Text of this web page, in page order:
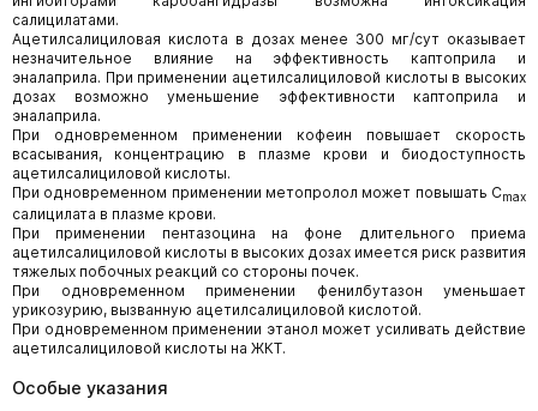
салицилатами.
Ацетилсалициловая кислота в дозах менее 300 мг/сут оказывает
незначительное влияние на эффективность каптоприла и
эналаприла. При применении ацетилсалициловой кислоты в высоких
дозах возможно уменьшение эффективности каптоприла и
эналаприла.
При одновременном применении кофеин повышает скорость
всасывания, концентрацию в плазме крови и биодоступность
ацетилсалициловой кислоты.
При одновременном применении метопролол может повышать Сmax
салицилата в плазме крови.
При применении пентазоцина на фоне длительного приема
ацетилсалициловой кислоты в высоких дозах имеется риск развития
тяжелых побочных реакций со стороны почек.
При одновременном применении фенилбутазон уменьшает
урикозурию, вызванную ацетилсалициловой кислотой.
При одновременном применении этанол может усиливать действие
ацетилсалициловой кислоты на ЖКТ.
Особые указания